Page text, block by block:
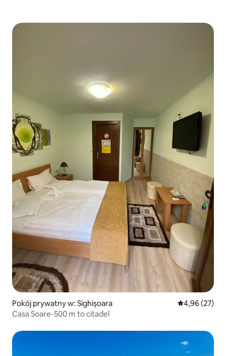
Pokój prywatny w: Sighișoara Średnia
4,96 (27)
Casa Soare-500 m to citadel